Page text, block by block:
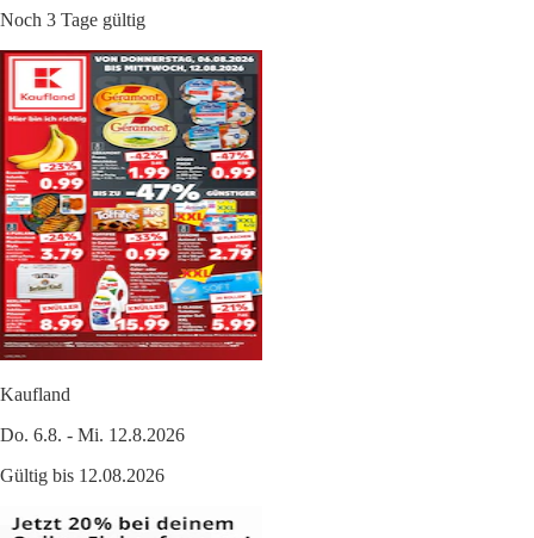
Noch 3 Tage gültig
Kaufland
Do. 6.8. - Mi. 12.8.2026
Gültig bis 12.08.2026